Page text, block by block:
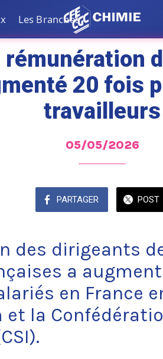
Les Branches
rémunération
20 fois
travailleurs
05/05/2026
PARTAGER POST
des dirigeants
a
en France
et la